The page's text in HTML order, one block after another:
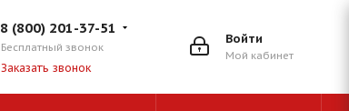
Войти
Мой кабинет
8 (800) 201-37-51
Бесплатный звонок
Заказать звонок